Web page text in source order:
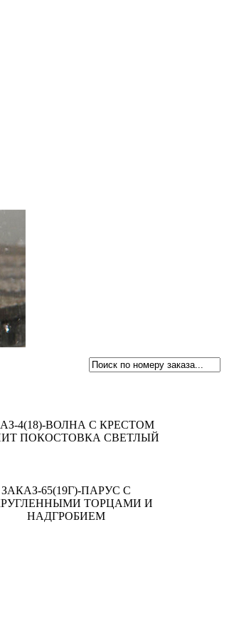
4(18)-ВОЛНА С КРЕСТОМ
ПОКОСТОВКА СВЕТЛЫЙ
ЗАКАЗ-65(19Г)-ПАРУС С
ТОРЦАМИ И
НАДГРОБИЕМ